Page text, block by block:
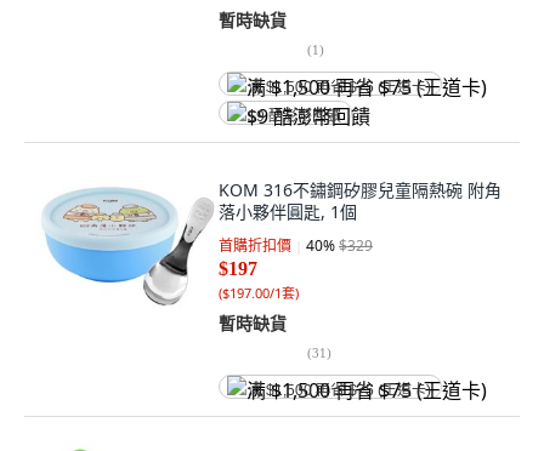
暫時缺貨
(1)
满 $1,500 再省 $75 (王道卡)
$9 酷澎幣回饋
KOM 316不鏽鋼矽膠兒童隔熱碗 附角
落小夥伴圓匙, 1個
首購折扣價 40%$329
$197
($197.00/1套)
暫時缺貨
(31)
满 $1,500 再省 $75 (王道卡)